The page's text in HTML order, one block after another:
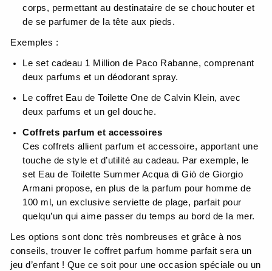
corps, permettant au destinataire de se chouchouter et
de se parfumer de la tête aux pieds.
Exemples :
Le set cadeau 1 Million de Paco Rabanne, comprenant
deux parfums et un déodorant spray.
Le coffret Eau de Toilette One de Calvin Klein, avec
deux parfums et un gel douche.
Coffrets parfum et accessoires
Ces coffrets allient parfum et accessoire, apportant une
touche de style et d’utilité au cadeau. Par exemple, le
set Eau de Toilette Summer Acqua di Giò de Giorgio
Armani propose, en plus de la parfum pour homme de
100 ml, un exclusive serviette de plage, parfait pour
quelqu’un qui aime passer du temps au bord de la mer.
Les options sont donc très nombreuses et grâce à nos
conseils, trouver le coffret parfum homme parfait sera un
jeu d’enfant ! Que ce soit pour une occasion spéciale ou un